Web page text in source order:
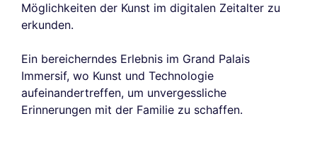
Möglichkeiten der Kunst im digitalen Zeitalter zu
erkunden.
Ein bereicherndes Erlebnis im Grand Palais
Immersif, wo Kunst und Technologie
aufeinandertreffen, um unvergessliche
Erinnerungen mit der Familie zu schaffen.